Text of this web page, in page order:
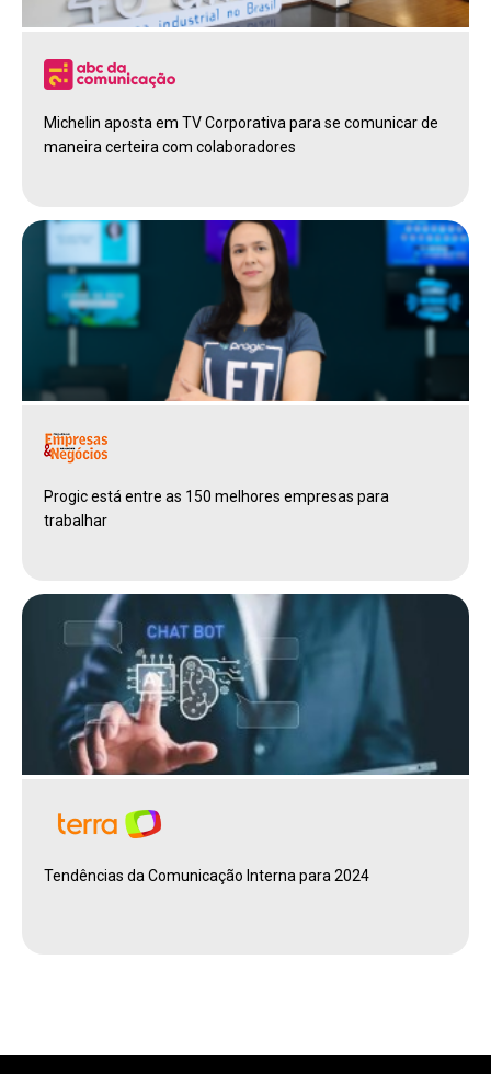
Michelin aposta em TV Corporativa para se comunicar de
maneira certeira com colaboradores
Progic está entre as 150 melhores empresas para
trabalhar
Tendências da Comunicação Interna para 2024